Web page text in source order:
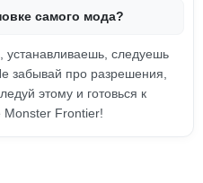
самого мода?
следуешь
забывай про разрешения,
этому и готовься к
Frontier!